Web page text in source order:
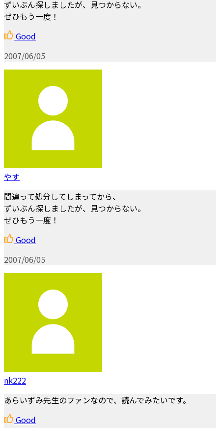
ずいぶん探しましたが、見つからない。
ぜひもう一度！
Good
2007/06/05
やす
間違って処分してしまってから、
ずいぶん探しましたが、見つからない。
ぜひもう一度！
Good
2007/06/05
nk222
あらいずみ先生のファンなので、読んでみたいです。
Good